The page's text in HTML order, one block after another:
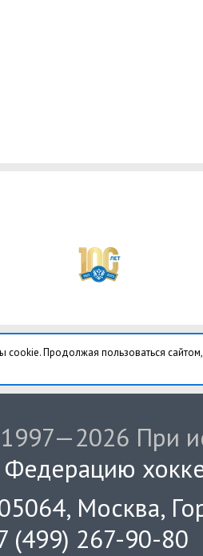
cookie. Продолжая пользоваться
При
Федерацию
Москва,
(499) 267-90-80